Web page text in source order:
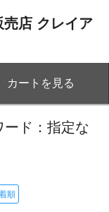
カートを見る
ード：指定な
順